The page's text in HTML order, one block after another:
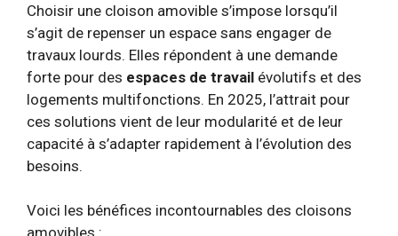
Choisir une cloison amovible s’impose lorsqu’il
s’agit de repenser un espace sans engager de
travaux lourds. Elles répondent à une demande
forte pour des espaces de travail évolutifs et des
logements multifonctions. En 2025, l’attrait pour
ces solutions vient de leur modularité et de leur
capacité à s’adapter rapidement à l’évolution des
besoins.
Voici les bénéfices incontournables des cloisons